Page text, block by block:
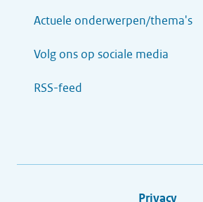
Actuele onderwerpen/thema's
Volg ons op sociale media
RSS-feed
Privacy